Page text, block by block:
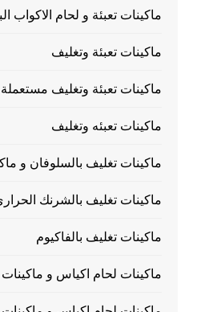
ماكينات تعبئة و لحام الاكواب
ماكينات تعبئة وتغليف
ماكينات تعبئة وتغليف
ماكينات تعبئه وتغليف
ماكينات تغليف بالسلوفان و
ماكينات تغليف بالشرنك
ماكينات تغليف بالفاكيوم
ماكينات لحام اكياس و ماكينات